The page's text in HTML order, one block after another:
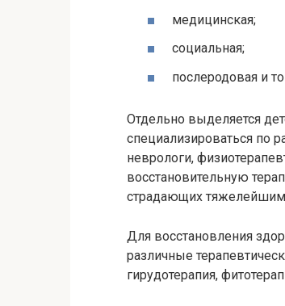
медицинская;
социальная;
послеродовая и
Отдельно выделяется
специализироваться по
неврологи,
восстановительную
страдающих
Для восстановления
различные
гирудотерапия,